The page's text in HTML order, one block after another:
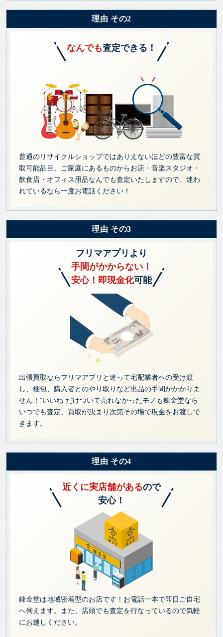
理由 その2
なんでも査定できる！
普通のリサイクルショップではありえないほどの豊富な買
取可能品目。ご家庭にあるものからお店・音楽スタジオ・
飲食店・オフィス用品なんでも査定いたしますので、迷わ
れているなら一度お電話ください！
理由 その3
フリマアプリより
手間がかからない！
安心！即現金化可能
出張買取ならフリマアプリと違って宅配業者への受け渡
し、梱包、購入者とのやり取りなど出品の手間がかかりま
せん！”いいね”だけついて売れなかったモノも錬金堂なら
いつでも査定、買取が決まり次第その場で現金をお渡しで
きます。
理由 その4
近くに実店舗があるので
安心！
錬金堂は地域密着型のお店です！お電話一本で即日ご自宅
へ伺えます。また、店頭でも査定を行なっているので気軽
にお越しください。